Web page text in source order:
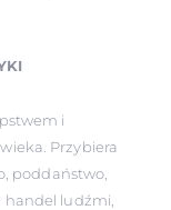
i
Przybiera
poddaństwo,
handel ludźmi,